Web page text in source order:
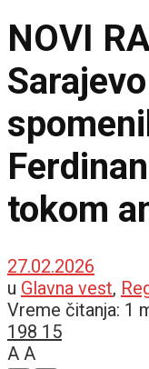
NOVI
tokom
27.02.2026
u Glavna vest,
Vreme čitanja: 1
198 15
A A